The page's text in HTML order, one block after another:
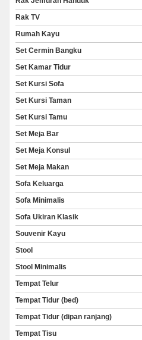
Rak TV
Rumah Kayu
Set Cermin Bangku
Set Kamar Tidur
Set Kursi Sofa
Set Kursi Taman
Set Kursi Tamu
Set Meja Bar
Set Meja Konsul
Set Meja Makan
Sofa Keluarga
Sofa Minimalis
Sofa Ukiran Klasik
Souvenir Kayu
Stool
Stool Minimalis
Tempat Telur
Tempat Tidur (bed)
Tempat Tidur (dipan ranjang)
Tempat Tisu